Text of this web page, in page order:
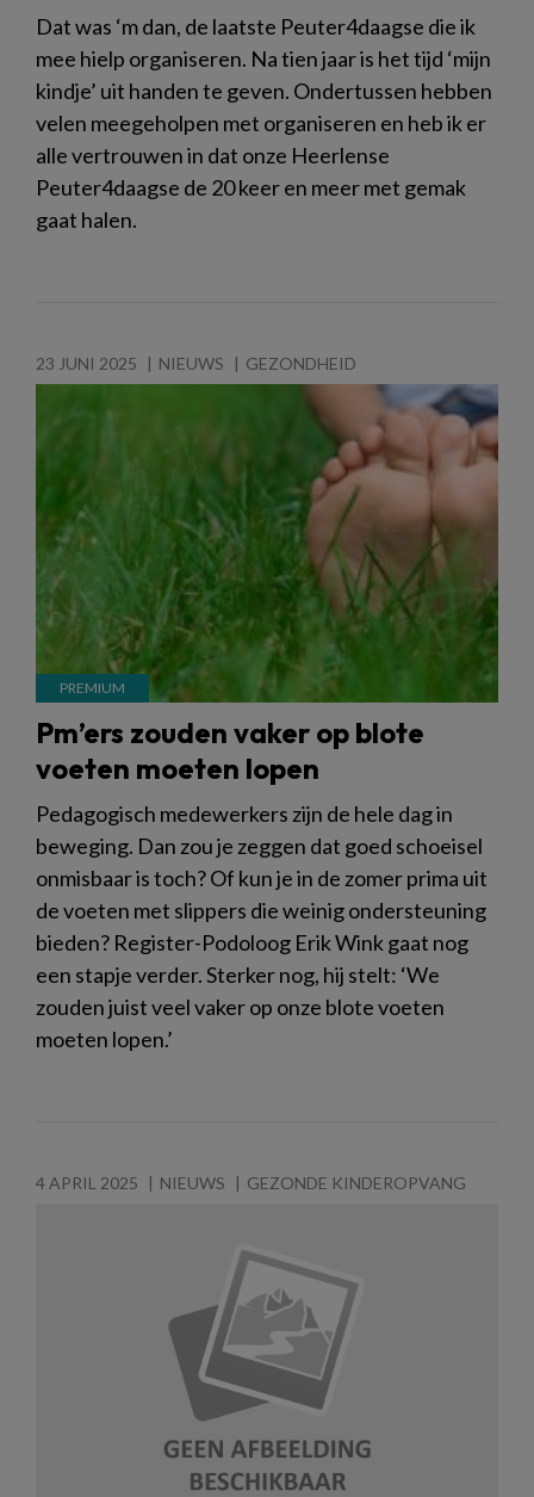
Dat was ‘m dan, de laatste Peuter4daagse die ik
mee hielp organiseren. Na tien jaar is het tijd ‘mijn
kindje’ uit handen te geven. Ondertussen hebben
velen meegeholpen met organiseren en heb ik er
alle vertrouwen in dat onze Heerlense
Peuter4daagse de 20 keer en meer met gemak
gaat halen.
23 JUNI 2025 NIEUWS GEZONDHEID
Pm’ers zouden vaker op blote
voeten moeten lopen
Pedagogisch medewerkers zijn de hele dag in
beweging. Dan zou je zeggen dat goed schoeisel
onmisbaar is toch? Of kun je in de zomer prima uit
de voeten met slippers die weinig ondersteuning
bieden? Register-Podoloog Erik Wink gaat nog
een stapje verder. Sterker nog, hij stelt: ‘We
zouden juist veel vaker op onze blote voeten
moeten lopen.’
4 APRIL 2025 NIEUWS GEZONDE KINDEROPVANG